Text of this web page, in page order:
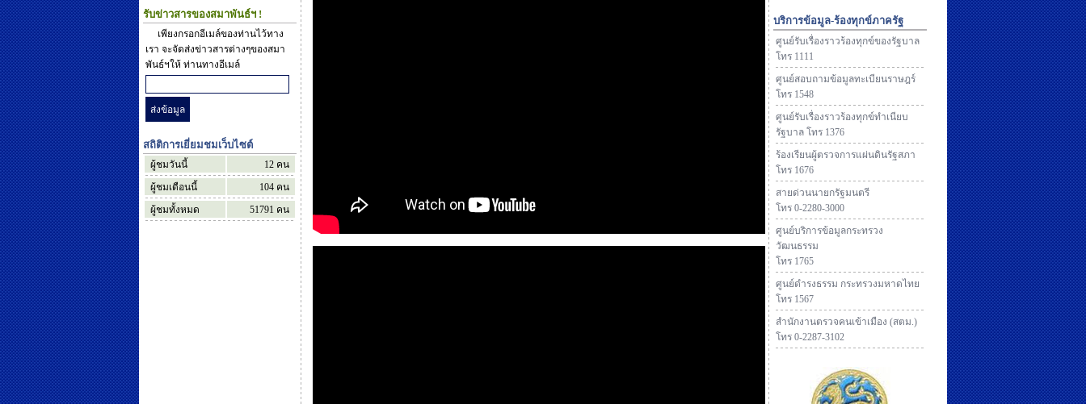
รับข่าวสารของสมาพันธ์ฯ !
เพียงกรอกอีเมล์ของท่านไว้ทาง
เรา จะจัดส่งข่าวสารต่างๆของสมา
พันธ์ฯให้ ท่านทางอีเมล์
สถิติการเยี่ยมชมเว็บไซต์
ผู้ชมวันนี้ 12 คน
ผู้ชมเดือนนี้
104 คน
ผู้ชมทั้งหมด
51791 คน
บริการข้อมูล-ร้องทุกข์ภาครัฐ
ศูนย์รับเรื่องราวร้องทุกข์ของรัฐบาล
โทร 1111
ศูนย์สอบถามข้อมูลทะเบียนราษฎร์
โทร 1548
ศูนย์รับเรื่องราวร้องทุกข์ทำเนียบ
รัฐบาล โทร 1376
ร้องเรียนผู้ตรวจการแผ่นดินรัฐสภา
โทร 1676
สายด่วนนายกรัฐมนตรี
โทร 0-2280-3000
ศูนย์บริการข้อมูลกระทรวง
วัฒนธรรม
โทร 1765
ศูนย์ดำรงธรรม กระทรวงมหาดไทย
โทร 1567
สำนักงานตรวจคนเข้าเมือง (สตม.)
โทร 0-2287-3102